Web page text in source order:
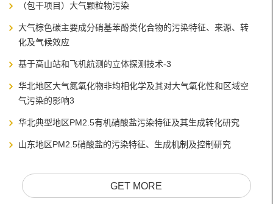
（包干项目）大气颗粒物污染
大气棕色碳主要成分硝基苯酚类化合物的污染特征、来源、转
化及气候效应
基于高山站和飞机航测的立体探测技术-3
华北地区大气氮氧化物非均相化学及其对大气氧化性和区域空
气污染的影响3
华北典型地区PM2.5有机硝酸盐污染特征及其生成转化研究
山东地区PM2.5硝酸盐的污染特征、生成机制及控制研究
GET MORE